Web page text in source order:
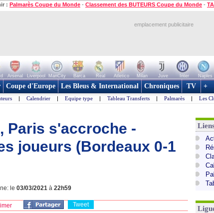
: Palmarès Coupe du Monde - Classement des BUTEURS Coupe du Monde -
emplacement publicitaire
Arsenal Liverpool ManCity Barca Real Atletico Milan Juve Inter Naples
Coupe d'Europe Les Bleus & International Chroniques TV +
| Calendrier | Equipe type | Tableau Transferts | Palmarès | Les
Paris s'accroche -
joueurs (Bordeaux 0-1
le 03/03/2021 à 22h59
Tweet